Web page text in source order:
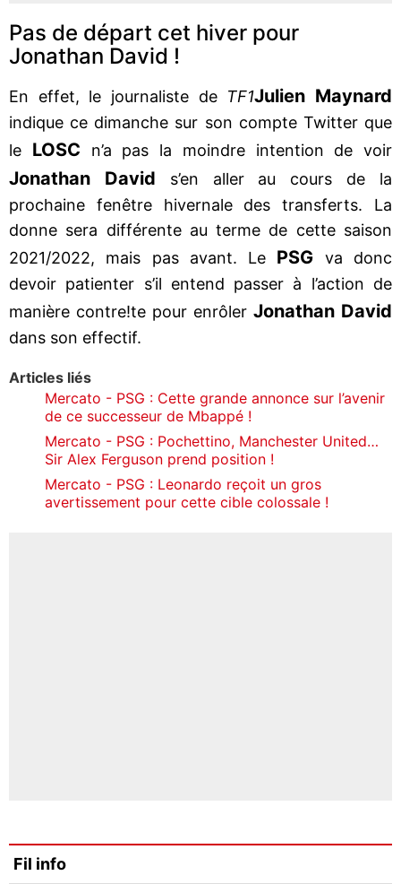
Pas de départ cet hiver pour
Jonathan David !
En effet, le journaliste de TF1Julien Maynard
indique ce dimanche sur son compte Twitter que
le LOSC n’a pas la moindre intention de voir
Jonathan David s’en aller au cours de la
prochaine fenêtre hivernale des transferts. La
donne sera différente au terme de cette saison
2021/2022, mais pas avant. Le PSG va donc
devoir patienter s’il entend passer à l’action de
manière contre!te pour enrôler Jonathan David
dans son effectif.
Articles liés
Mercato - PSG : Cette grande annonce sur l’avenir
de ce successeur de Mbappé !
Mercato - PSG : Pochettino, Manchester United…
Sir Alex Ferguson prend position !
Mercato - PSG : Leonardo reçoit un gros
avertissement pour cette cible colossale !
Fil info